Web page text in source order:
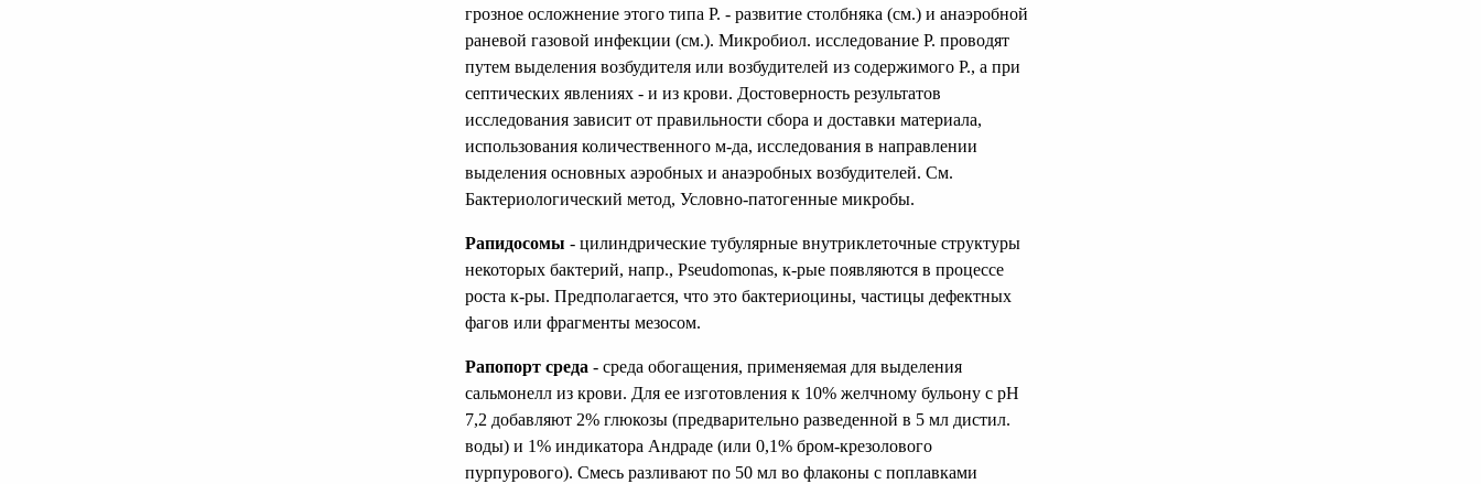
грозное осложнение этого типа Р. - развитие столбняка (см.) и анаэробной
раневой газовой инфекции (см.). Микробиол. исследование Р. проводят
путем выделения возбудителя или возбудителей из содержимого Р., а при
септических явлениях - и из крови. Достоверность результатов
исследования зависит от правильности сбора и доставки материала,
использования количественного м-да, исследования в направлении
выделения основных аэробных и анаэробных возбудителей. См.
Бактериологический метод, Условно-патогенные микробы.
Рапидосомы - цилиндрические тубулярные внутриклеточные структуры
некоторых бактерий, напр., Pseudomonas, к-рые появляются в процессе
роста к-ры. Предполагается, что это бактериоцины, частицы дефектных
фагов или фрагменты мезосом.
Рапопорт среда - среда обогащения, применяемая для выделения
сальмонелл из крови. Для ее изготовления к 10% желчному бульону с рН
7,2 добавляют 2% глюкозы (предварительно разведенной в 5 мл дистил.
воды) и 1% индикатора Андраде (или 0,1% бром-крезолового
пурпурового). Смесь разливают по 50 мл во флаконы с поплавками